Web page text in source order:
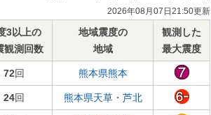
2026年08月07日21:50更新
3以上の
観測回数
地域震度の
地域
観測した
最大震度
72回 熊本県熊本
24回 熊本県天草・芦北